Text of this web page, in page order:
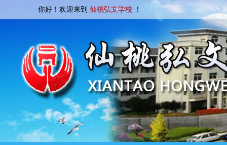
你好！欢迎来到 仙桃弘文学校 ！